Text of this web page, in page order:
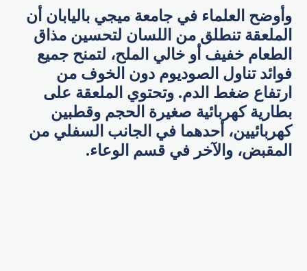
وأوضح العلماء في جامعة ميجي باليابان أن
الملعقة تنطلق من اللسان لتحسين مذاق
الطعام خفيف أو خالي الملح، لتمنح جميع
فوائد تناول الصوديوم دون الخوف من
ارتفاع ضغط الدم. وتحتوي الملعقة على
بطارية كهربائية صغيرة الحجم وقطبين
كهربائيين، أحدهما في الجانب السفلي من
المقبض، والآخر في قسم الوعاء.